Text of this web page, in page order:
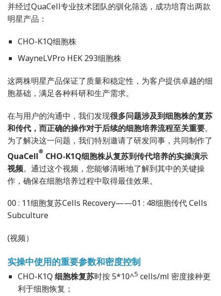
并经过QuaCell专业技术团队的驯化筛选，成功培育出两款
明星产品：
CHO-K1Q细胞株
WayneLVPro HEK 293细胞株
这两株明星产品保证了质量和稳定性，为客户提供卓越的细
胞基础，满足各种科研和生产需求。
在与用户的沟通中，我们发现很多问题涉及到细胞株的复苏
和传代，而正确的操作对于后续的细胞培养流程至关重要。
为了解决这一问题，我们特别邀请了研发同事，共同制作了
QuaCell® CHO-K1Q细胞株从复苏到传代培养的实操演示
视频。通过这个视频，您能够清晰地了解到其中的关键操
作，确保在细胞培养过程中取得最佳效果。
00 : 11细胞复苏Cells Recovery——01 : 48细胞传代 Cells
Subculture
(视频）
实操中使用的重要参数和密度控制
CHO-K1Q 细胞株复苏时按 5*10^5 cells/ml 密度接种更
利于细胞恢复；